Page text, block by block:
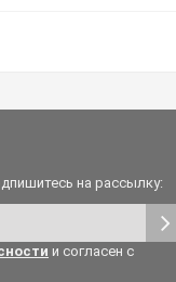
на рассылку:
и согласен с